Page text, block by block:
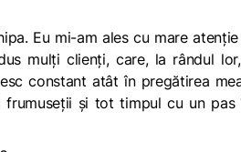
Eu mi-am ales cu mare
mulți clienți, care, la rândul
constant atât în pregătirea
și tot timpul cu un pas